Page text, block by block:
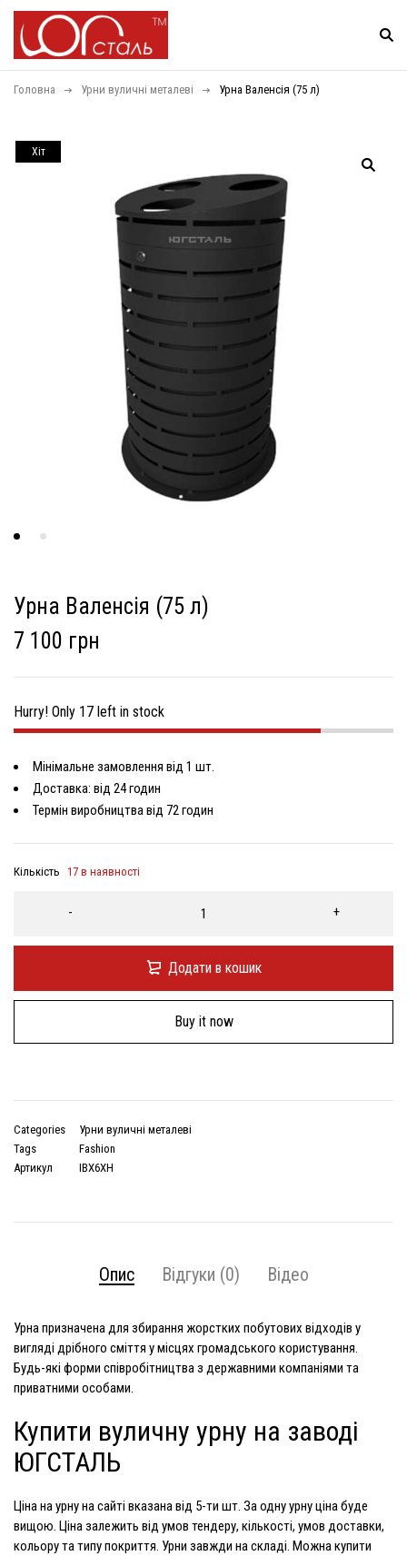
Головна Урни вуличні металеві Урна Валенсія (75 л)
Хiт
Урна Валенсія (75 л)
7 100 грн
Hurry! Only 17 left in stock
Мінімальне замовлення від 1 шт.
Доставка: від 24 годин
Термін виробництва від 72 годин
Кількість 17 в наявності
Додати в кошик
Buy it now
Categories
Урни вуличні металеві
Tags
Fashion
Артикул
IBX6XH
Опис Відгуки (0) Відео
Урна призначена для збирання жорстких побутових відходів у
вигляді дрібного сміття у місцях громадського користування.
Будь-які форми співробітництва з державними компаніями та
приватними особами.
Купити вуличну урну на заводі
ЮГСТАЛЬ
Ціна на урнуна сайті вказана від 5-ти шт. За одну урну ціна буде
вищою. Ціна залежить від умов тендеру, кількості, умов доставки,
кольору та типу покриття. Урни завжди на складі. Можна купити